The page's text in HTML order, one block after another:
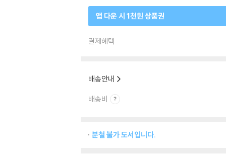
앱 다운 시 1천원 상품권
결제혜택
배송안내
배송비
분철 불가 도서입니다.